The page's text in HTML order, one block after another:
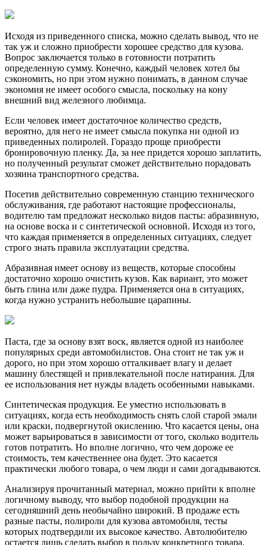
Исходя из приведенного списка, можно сделать вывод, что не
так уж и сложно приобрести хорошее средство для кузова.
Вопрос заключается только в готовности потратить
определенную сумму. Конечно, каждый человек хотел бы
сэкономить, но при этом нужно понимать, в данном случае
экономия не имеет особого смысла, поскольку на кону
внешний вид железного любимца.
Если человек имеет достаточное количество средств,
вероятно, для него не имеет смысла покупка ни одной из
приведенных полиролей. Гораздо проще приобрести
бронировочную пленку. Да, за нее придется хорошо заплатить,
но полученный результат сможет действительно порадовать
хозяина транспортного средства.
Посетив действительно современную станцию технического
обслуживания, где работают настоящие профессионалы,
водителю там предложат несколько видов пасты: абразивную,
на основе воска и с синтетической основной. Исходя из того,
что каждая применяется в определенных ситуациях, следует
строго знать правила эксплуатации средства.
Абразивная имеет основу из веществ, которые способны
достаточно хорошо очистить кузов. Как вариант, это может
быть глина или даже пудра. Применяется она в ситуациях,
когда нужно устранить небольшие царапины.
Паста, где за основу взят воск, является одной из наиболее
популярных среди автомобилистов. Она стоит не так уж и
дорого, но при этом хорошо отталкивает влагу и делает
машину блестящей и привлекательной после натирания. Для
ее использования нет нужды владеть особенными навыками.
Синтетическая продукция. Ее уместно использовать в
ситуациях, когда есть необходимость снять слой старой эмали
или краски, подвергнутой окислению. Что касается цены, она
может варьироваться в зависимости от того, сколько водитель
готов потратить. Но вполне логично, что чем дороже ее
стоимость, тем качественнее она будет. Это касается
практически любого товара, о чем люди и сами догадываются.
Анализируя прочитанный материал, можно прийти к вполне
логичному выводу, что выбор подобной продукции на
сегодняшний день необычайно широкий. В продаже есть
разные пасты, полироли для кузова автомобиля, тесты
которых подтвердили их высокое качество. Автолюбителю
остается лишь сделать выбор в пользу конкретного товара.